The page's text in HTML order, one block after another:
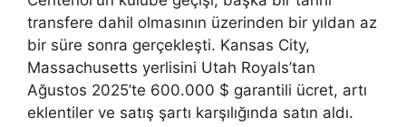
transfere dahil olmasının üzerinden bir yıldan az
bir süre sonra gerçekleşti. Kansas City,
Massachusetts yerlisini Utah Royals’tan
Ağustos 2025’te 600.000 $ garantili ücret, artı
eklentiler ve satış şartı karşılığında satın aldı.